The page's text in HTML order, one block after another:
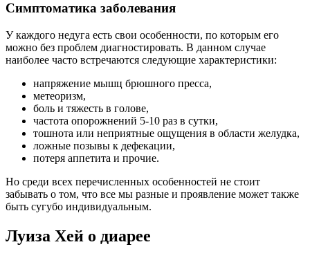
Симптоматика заболевания
У каждого недуга есть свои особенности, по которым его
можно без проблем диагностировать. В данном случае
наиболее часто встречаются следующие характеристики:
напряжение мышц брюшного пресса,
метеоризм,
боль и тяжесть в голове,
частота опорожнений 5-10 раз в сутки,
тошнота или неприятные ощущения в области желудка,
ложные позывы к дефекации,
потеря аппетита и прочие.
Но среди всех перечисленных особенностей не стоит
забывать о том, что все мы разные и проявление может также
быть сугубо индивидуальным.
Луиза Хей о диарее